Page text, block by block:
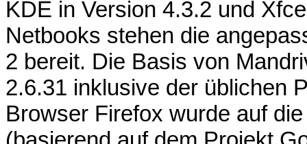
KDE in Version 4.3.2 und
Netbooks stehen die
2 bereit. Die Basis von
2.6.31 inklusive der üblichen
Browser Firefox wurde auf